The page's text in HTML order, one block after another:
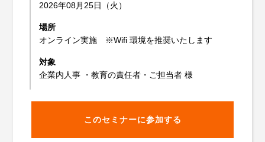
2026年08月25日（火）
場所
オンライン実施 ※Wifi 環境を推奨いたします
対象
企業内人事 ・教育の責任者・ご担当者 様
このセミナーに参加する